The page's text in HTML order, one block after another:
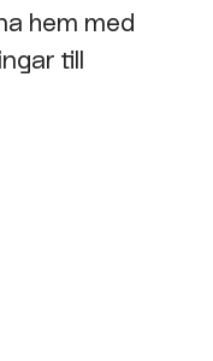
hem med
till